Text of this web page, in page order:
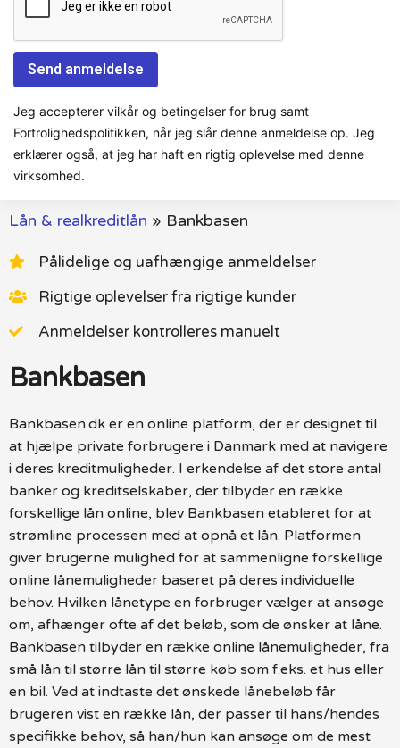
Jeg accepterer vilkår og betingelser for brug samt
Fortrolighedspolitikken, når jeg slår denne anmeldelse op. Jeg
erklærer også, at jeg har haft en rigtig oplevelse med denne
virksomhed.
Lån & realkreditlån » Bankbasen
Pålidelige og uafhængige anmeldelser
Rigtige oplevelser fra rigtige kunder
Anmeldelser kontrolleres manuelt
Bankbasen
Bankbasen.dk er en online platform, der er designet til
at hjælpe private forbrugere i Danmark med at navigere
i deres kreditmuligheder. I erkendelse af det store antal
banker og kreditselskaber, der tilbyder en række
forskellige lån online, blev Bankbasen etableret for at
strømline processen med at opnå et lån. Platformen
giver brugerne mulighed for at sammenligne forskellige
online lånemuligheder baseret på deres individuelle
behov. Hvilken lånetype en forbruger vælger at ansøge
om, afhænger ofte af det beløb, som de ønsker at låne.
Bankbasen tilbyder en række online lånemuligheder, fra
små lån til større lån til større køb som f.eks. et hus eller
en bil. Ved at indtaste det ønskede lånebeløb får
brugeren vist en række lån, der passer til hans/hendes
specifikke behov, så han/hun kan ansøge om de mest